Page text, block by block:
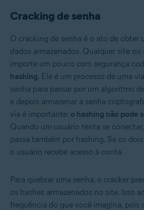
Cracking de senha
O cracking de senha é o ato de obter
dados armazenados. Qualquer site ou
importe um pouco com segurança
hashing. Ele é um processo de uma
senha para passar por um algoritmo
e depois armazenar a senha
via é importante: o hashing não pode
Quando um usuário tenta se
passa também por hashing. Se os
o usuário recebe acesso à conta.
Para quebrar uma senha, o cracker
os hashes armazenados no site. Isso
frequência do que você imagina, pois